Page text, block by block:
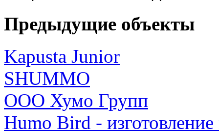
Предыдущие объекты
Kapusta Junior
SHUMMO
ООО Хумо Групп
Humo Bird -